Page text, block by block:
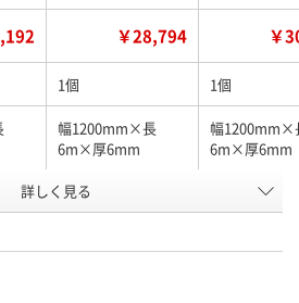
￥28,794 ￥
1個 1個
幅1200mm×長
6m×厚6mm
幅1200mm×
6m×厚6mm
グレー ブラック
詳しく見る